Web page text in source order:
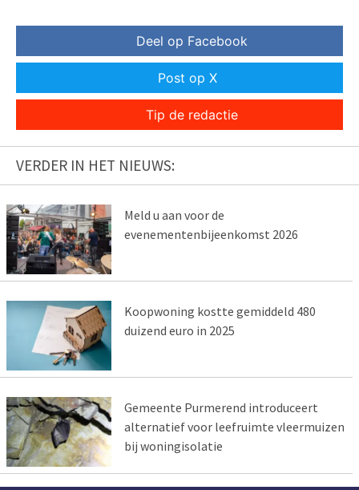
Deel op Facebook
Post op X
Tip de redactie
VERDER IN HET NIEUWS:
Meld u aan voor de
evenementenbijeenkomst 2026
Koopwoning kostte gemiddeld 480
duizend euro in 2025
Gemeente Purmerend introduceert
alternatief voor leefruimte vleermuizen
bij woningisolatie